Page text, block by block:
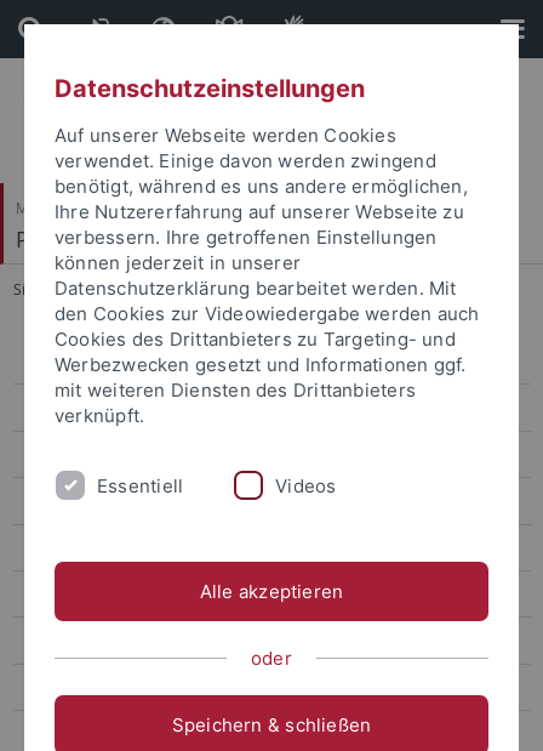
Direkt
zum
Inhalt
Direkt
zur
Fußleiste
Mathematisch-Naturwissenschaftliche Fakultät
Paläoanthropologie
Sie sind hier: Startseite ... Uhl, Alexandra
Research
Studies
Selected Publications
Datenschutzeinstellungen
Auf unserer Webseite werden Cookies
verwendet. Einige davon werden zwingend
benötigt, während es uns andere ermöglichen,
Ihre Nutzererfahrung auf unserer Webseite zu
verbessern. Ihre getroffenen Einstellungen
können jederzeit in unserer
Datenschutzerklärung bearbeitet werden. Mit
den Cookies zur Videowiedergabe werden auch
Cookies des Drittanbieters zu Targeting- und
Werbezwecken gesetzt und Informationen ggf.
mit weiteren Diensten des Drittanbieters
verknüpft.
Essentiell Videos
Alle akzeptieren
oder
Speichern & schließen